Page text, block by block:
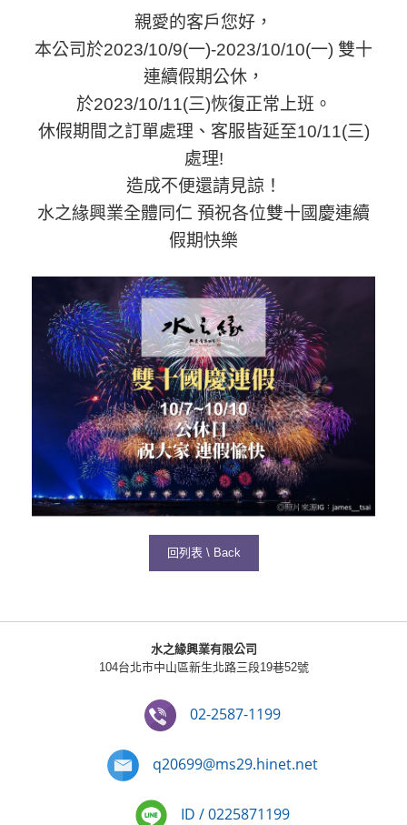
親愛的客戶您好，
本公司於2023/10/9(一)-2023/10/10(一) 雙十
連續假期公休，
於2023/10/11(三)恢復正常上班。
休假期間之訂單處理、客服皆延至10/11(三)
處理!
造成不便還請見諒！
水之緣興業全體同仁 預祝各位雙十國慶連續
假期快樂
回列表 \ Back
水之緣興業有限公司
104台北市中山區新生北路三段19巷52號
02-2587-1199
q20699@ms29.hinet.net
ID / 0225871199